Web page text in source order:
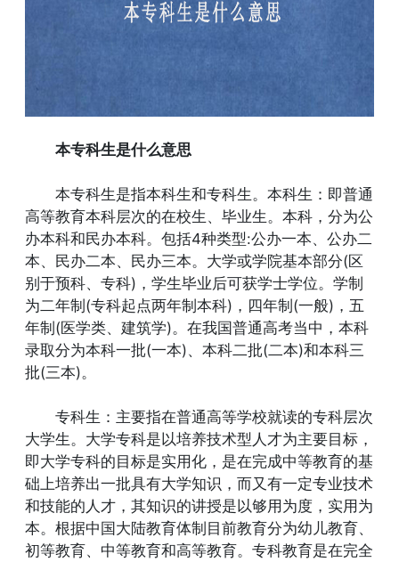
本专科生是什么意思
本专科生是指本科生和专科生。本科生：即普通
高等教育本科层次的在校生、毕业生。本科，分为公
办本科和民办本科。包括4种类型:公办一本、公办二
本、民办二本、民办三本。大学或学院基本部分(区
别于预科、专科)，学生毕业后可获学士学位。学制
为二年制(专科起点两年制本科)，四年制(一般)，五
年制(医学类、建筑学)。在我国普通高考当中，本科
录取分为本科一批(一本)、本科二批(二本)和本科三
批(三本)。
专科生：主要指在普通高等学校就读的专科层次
大学生。大学专科是以培养技术型人才为主要目标，
即大学专科的目标是实用化，是在完成中等教育的基
础上培养出一批具有大学知识，而又有一定专业技术
和技能的人才，其知识的讲授是以够用为度，实用为
本。根据中国大陆教育体制目前教育分为幼儿教育、
初等教育、中等教育和高等教育。专科教育是在完全